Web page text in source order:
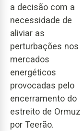
a decisão com a
necessidade de
aliviar as
perturbações nos
mercados
energéticos
provocadas pelo
encerramento do
estreito de Ormuz
por Teerão.